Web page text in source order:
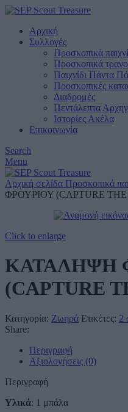
Αρχική
Συλλογές
Προσκοπικά
Προσκοπικά
Παιχνίδι Πάντα
Προσκοπικές
Διαδρομές
Πεντάλεπτα
Ιστορίες Ακέλα
Επικοινωνία
Search
Menu
Αρχική σελίδα Προσκοπικά
ΦΡΟΥΡΙΟΥ (CAPTURE THE
Click to enlarge
ΚΑΤΑΛΗΨΗ
(CAPTURE
Κατηγορία: Ζωηρά Ετικέτες: 2
Share:
Περιγραφή
Αξιολογήσεις (0)
Περιγραφή
Υλικά: 1 μπάλα